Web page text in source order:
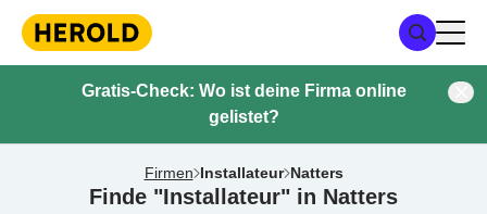
Gratis-Check: Wo ist deine Firma online
gelistet?
Firmen Installateur Natters
Finde "Installateur" in Natters